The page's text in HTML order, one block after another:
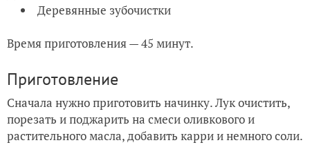
Деревянные зубочистки
Время приготовления — 45 минут.
Приготовление
Сначала нужно приготовить начинку. Лук очистить,
порезать и поджарить на смеси оливкового и
растительного масла, добавить карри и немного соли.